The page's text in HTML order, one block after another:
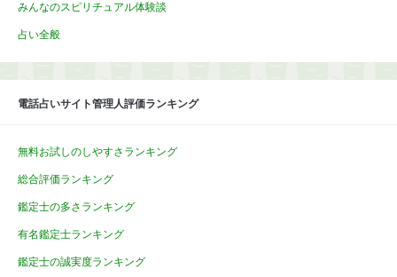
みんなのスピリチュアル体験談
占い全般
電話占いサイト管理人評価ランキング
無料お試しのしやすさランキング
総合評価ランキング
鑑定士の多さランキング
有名鑑定士ランキング
鑑定士の誠実度ランキング